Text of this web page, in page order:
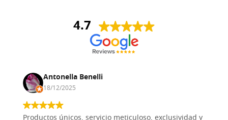
4.7
Antonella Benelli
18/12/2025